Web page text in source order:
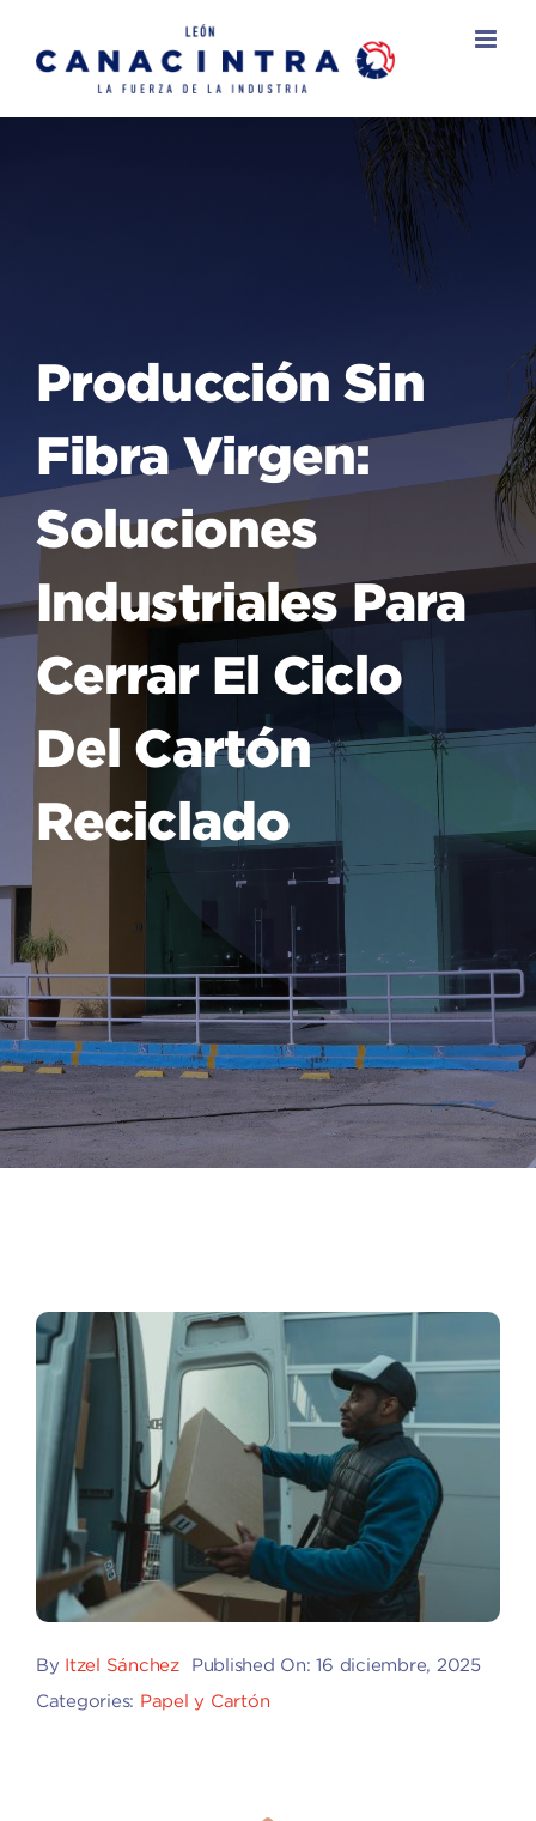
Producción Sin
Fibra Virgen:
Soluciones
Industriales Para
Cerrar El Ciclo
Del Cartón
Reciclado
By Itzel Sánchez
Published On: 16 diciembre, 2025
Categories: Papel y Cartón